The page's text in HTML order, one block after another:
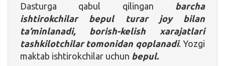
Dasturga qabul qilingan barcha
ishtirokchilar bepul turar joy bilan
ta’minlanadi, borish-kelish xarajatlari
tashkilotchilar tomonidan qoplanadi. Yozgi
maktab ishtirokchilar uchun bepul.